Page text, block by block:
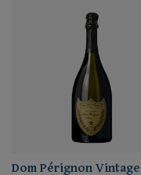
Dom Pérignon Vintage